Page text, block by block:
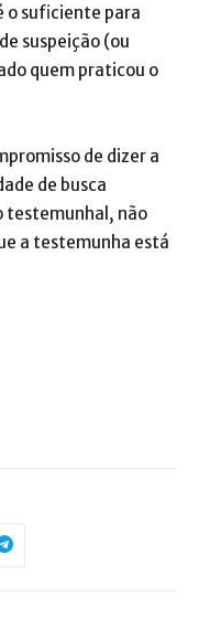
o suficiente para
suspeição (ou
quem praticou o
de dizer a
de busca
testemunhal, não
a testemunha está